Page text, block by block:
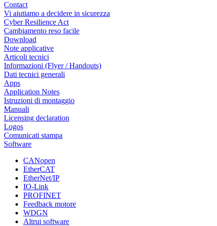
Contact
Vi aiutiamo a decidere in sicurezza
Cyber Resilience Act
Cambiamento reso facile
Download
Note applicative
Articoli tecnici
Informazioni (Flyer / Handouts)
Dati tecnici generali
Apps
Application Notes
Istruzioni di montaggio
Manuali
Licensing declaration
Logos
Comunicati stampa
Software
CANopen
EtherCAT
EtherNet/IP
IO-Link
PROFINET
Feedback motore
WDGN
Altrui software